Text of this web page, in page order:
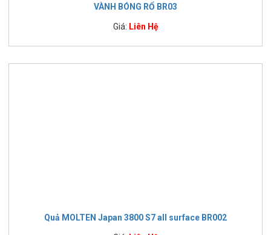
VÀNH BÓNG RỔ BR03
Giá: Liên Hệ
Quả MOLTEN Japan 3800 S7 all surface BR002